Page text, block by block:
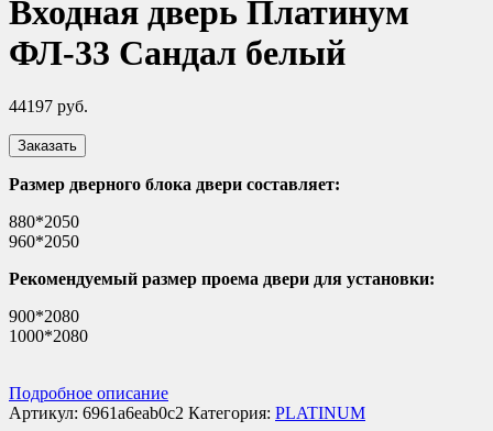
Входная дверь Платинум
ФЛ-33 Сандал белый
44197 руб.
Заказать
Размер дверного блока двери составляет:
880*2050
960*2050
Рекомендуемый размер проема двери для установки:
900*2080
1000*2080
Подробное описание
Артикул: 6961a6eab0c2 Категория: PLATINUM